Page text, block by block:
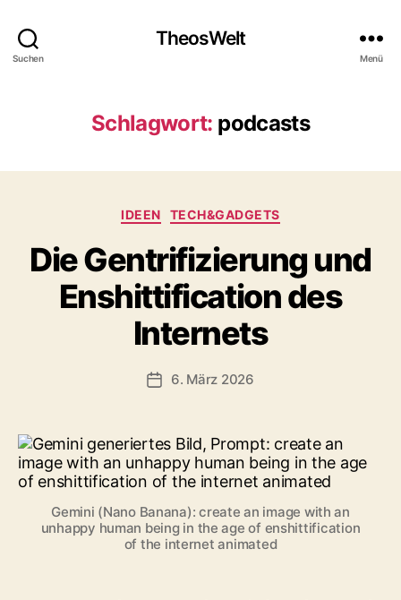
Suchen
TheosWelt
Menü
Schlagwort: podcasts
Kategorien
IDEEN TECH&GADGETS
Die Gentrifizierung und
Enshittification des
Internets
Veröffentlichungsdatum
6. März 2026
Gemini (Nano Banana): create an image with an
unhappy human being in the age of enshittification
of the internet animated